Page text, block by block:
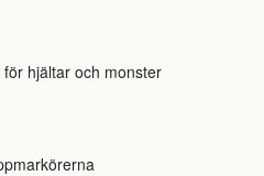
hjältar och monster